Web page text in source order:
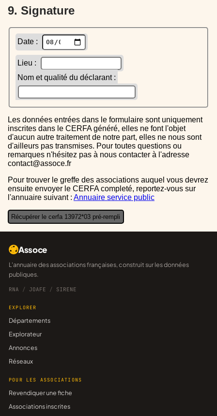
9. Signature
Date :
Lieu :
Nom et qualité du déclarant :
Les données entrées dans le formulaire sont uniquement
inscrites dans le CERFA généré, elles ne font l'objet
d'aucun autre traitement de notre part, elles ne nous sont
d'ailleurs pas transmises. Pour toutes questions ou
remarques n'hésitez pas à nous contacter à l'adresse
contact@assoce.fr
Pour trouver le greffe des associations auquel vous devrez
ensuite envoyer le CERFA completé, reportez-vous sur
l'annuaire suivant : Annuaire service public
Récupérer le cerfa 13972*03 pré-rempli
Assoce
L'annuaire des associations françaises, construit sur les données
publiques.
RNA / JOAFE / SIRENE
EXPLORER
Départements
Explorateur
Annonces
Réseaux
POUR LES ASSOCIATIONS
Revendiquer une fiche
Associations inscrites